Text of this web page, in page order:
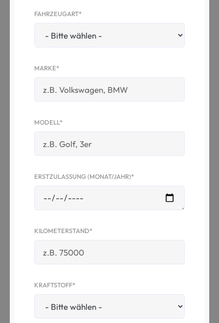
FAHRZEUGART*
MARKE*
MODELL*
ERSTZULASSUNG (MONAT/JAHR)*
KILOMETERSTAND*
KRAFTSTOFF*